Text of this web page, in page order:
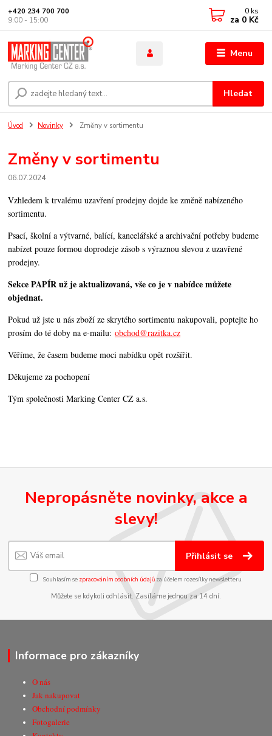
Menu
Hledat
+420 234 700 700
9:00 - 15:00
0 ks
za 0 Kč
Úvod Novinky Změny v sortimentu
Změny v sortimentu
06.07.2024
Vzhledem k trvalému uzavření prodejny dojde ke změně nabízeného
sortimentu.
Psací, školní a výtvarné, balící, kancelářské a archivační potřeby budeme
nabízet pouze formou doprodeje zásob s výraznou slevou z uzavřené
prodejny.
Sekce PAPÍR už je aktualizovaná, vše co je v nabídce můžete
objednat.
Pokud už jste u nás zboží ze skrytého sortimentu nakupovali, poptejte ho
prosím do té doby na e-mailu:obchod@razitka.cz
Věříme, že časem budeme moci nabídku opět rozšířit.
Děkujeme za pochopení
Tým společnosti Marking Center CZ a.s.
Nepropásněte novinky, akce a
slevy!
Přihlásit se
Souhlasím se zpracováním osobních údajůza účelem rozesílky newsletteru.
Můžete se kdykoli odhlásit. Zasíláme jednou za 14 dní.
Informace pro zákazníky
O nás
Jak nakupovat
Obchodní podmínky
Fotogalerie